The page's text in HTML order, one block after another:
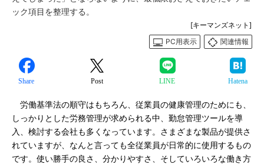
ック項目を整理する。
[キーマンズネット]
PC用表示
関連情報
Share Post LINE Hatena
労働基準法の順守はもちろん、従業員の健康管理のためにも、
しっかりとした労務管理が求められる中、勤怠管理ツールを導
入、検討する会社も多くなっています。さまざまな製品が提供さ
れていますが、なんと言っても全従業員が日常的に使用するもの
です。使い勝手の良さ、分かりやすさ、そしていろいろな働き方